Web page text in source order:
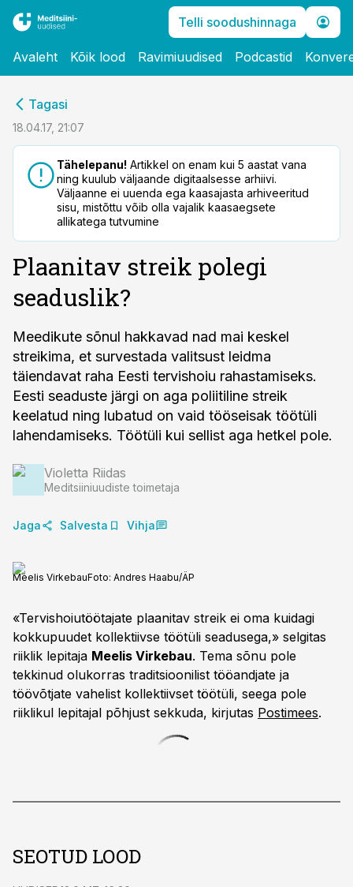
Telli soodushinnaga
Avaleht Kõik lood Ravimiuudised Podcastid
Tagasi
18.04.17, 21:07
Tähelepanu! Artikkel on enam kui 5 aastat vana
ning kuulub väljaande digitaalsesse arhiivi.
Väljaanne ei uuenda ega kaasajasta arhiveeritud
sisu, mistõttu võib olla vajalik kaasaegsete
allikatega tutvumine
Plaanitav streik polegi
seaduslik?
Meedikute sõnul hakkavad nad mai keskel
streikima, et survestada valitsust leidma
täiendavat raha Eesti tervishoiu rahastamiseks.
Eesti seaduste järgi on aga poliitiline streik
keelatud ning lubatud on vaid tööseisak töötüli
lahendamiseks. Töötüli kui sellist aga hetkel pole.
Violetta Riidas
Meditsiiniuudiste toimetaja
Jaga Salvesta Vihja
Meelis VirkebauFoto: Andres Haabu/ÄP
«Tervishoiutöötajate plaanitav streik ei oma kuidagi
kokkupuudet kollektiivse töötüli seadusega,» selgitas
riiklik lepitaja Meelis Virkebau. Tema sõnu pole
tekkinud olukorras traditsioonilist tööandjate ja
töövõtjate vahelist kollektiivset töötüli, seega pole
riiklikul lepitajal põhjust sekkuda, kirjutas Postimees.
SEOTUD LOOD